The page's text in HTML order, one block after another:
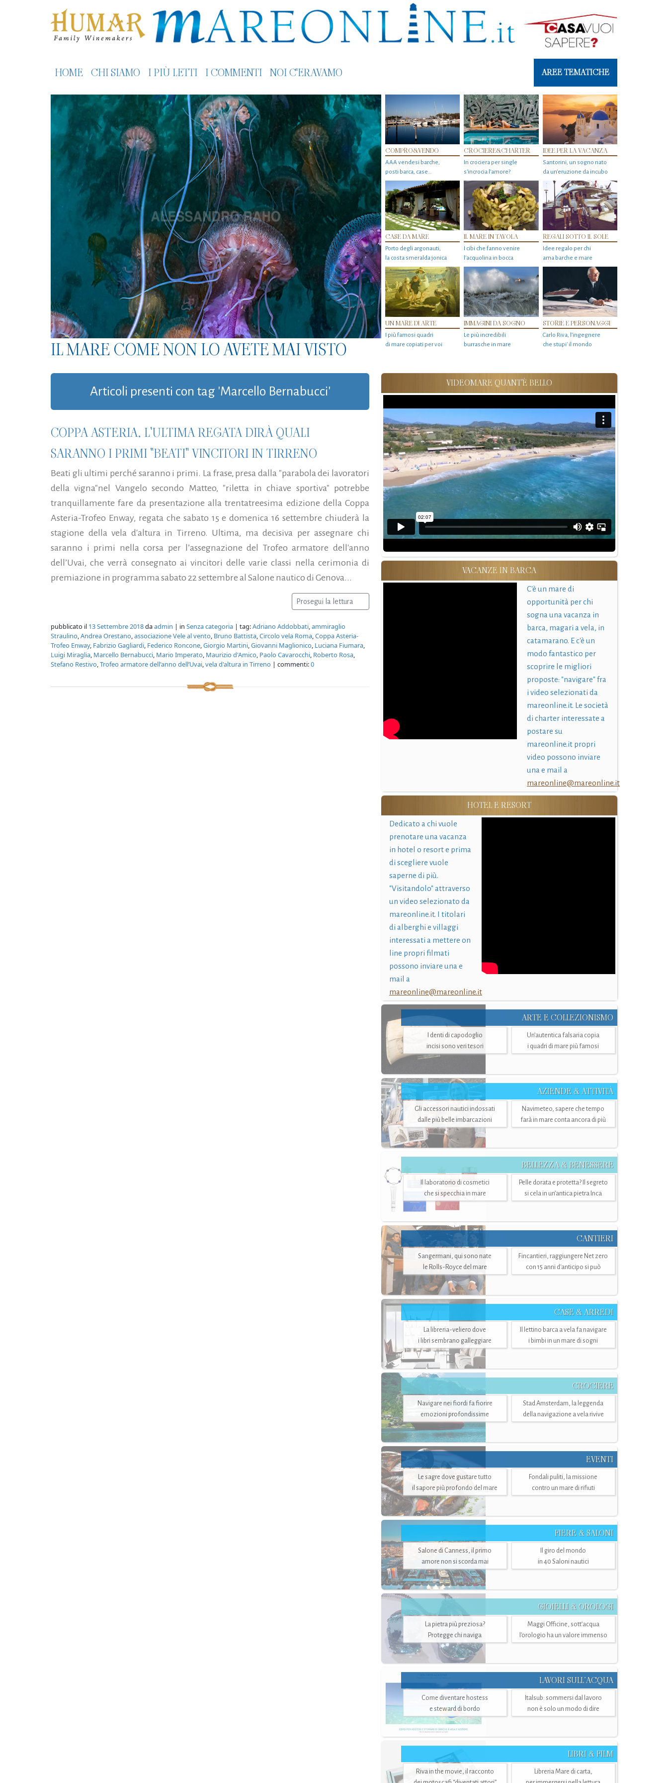
HOME CHI SIAMO I PIÙ LETTI I COMMENTI NOI C'ERAVAMO AREE TEMATICHE
IL MARE COME NON LO AVETE MAI VISTO
COMPRO&VENDO
AAA vendesi barche,
posti barca, case…
CROCIERE&CHARTER
In crociera per single
s'incrocia l’amore?
IDEE PER LA VACANZA
Santorini, un sogno nato
da un’eruzione da incubo
CASE DA MARE
Porto degli argonauti,
la costa smeralda jonica
IL MARE IN TAVOLA
I cibi che fanno venire
l’acquolina in bocca
REGALI SOTTO IL SOLE
Idee regalo per chi
ama barche e mare
UN MARE DI ARTE
I più famosi quadri
di mare copiati per voi
IMMAGINI DA SOGNO
Le più incredibili
burrasche in mare
STORIE E PERSONAGGI
Carlo Riva, l’ingegnere
che stupi' il mondo
Articoli presenti con tag 'Marcello Bernabucci'
COPPA ASTERIA, L'ULTIMA REGATA DIRÀ QUALI
SARANNO I PRIMI "BEATI" VINCITORI IN TIRRENO
Beati gli ultimi perché saranno i primi. La frase, presa dalla "parabola dei lavoratori
della vigna"nel Vangelo secondo Matteo, "riletta in chiave sportiva" potrebbe
tranquillamente fare da presentazione alla trentatreesima edizione della Coppa
Asteria-Trofeo Enway, regata che sabato 15 e domenica 16 settembre chiuderà la
stagione della vela d'altura in Tirreno. Ultima, ma decisiva per assegnare chi
saranno i primi nella corsa per l’assegnazione del Trofeo armatore dell'anno
dell’Uvai, che verrà consegnato ai vincitori delle varie classi nella cerimonia di
premiazione in programma sabato 22 settembre al Salone nautico di Genova...
Prosegui la lettura
pubblicato il 13 Settembre 2018daadmin | in Senza categoria | tag:Adriano Addobbati,ammiraglio
Straulino,Andrea Orestano,associazione Vele al vento, Bruno Battista,Circolo vela Roma,Coppa Asteria-
Trofeo Enway, Fabrizio Gagliardi, Federico Roncone,Giorgio Martini,Giovanni Maglionico, Luciana Fiumara,
Luigi Miraglia, Marcello Bernabucci, Mario Imperato, Maurizio d'Amico, Paolo Cavarocchi, Roberto Rosa,
Stefano Restivo,Trofeo armatore dell'anno dell’Uvai,vela d'altura in Tirreno | commenti:0
VIDEOMARE QUANT'È BELLO
VACANZE IN BARCA
C'è un mare di
opportunità per chi
sogna una vacanza in
barca, magari a vela, in
catamarano. E c'è un
modo fantastico per
scoprire le migliori
proposte: "navigare" fra
i video selezionati da
mareonline.it. Le società
di charter interessate a
postare su
mareonline.it propri
video possono inviare
una e mail a
mareonline@mareonline.it
HOTEL E RESORT
Dedicato a chi vuole
prenotare una vacanza
in hotel o resort e prima
di scegliere vuole
saperne di più.
"Visitandolo" attraverso
un video selezionato da
mareonline.it. I titolari
di alberghi e villaggi
interessati a mettere on
line propri filmati
possono inviare una e
mail a
mareonline@mareonline.it
ARTE E COLLEZIONISMO
I denti di capodoglio
incisi sono veri tesori
Un’autentica falsaria copia
i quadri di mare più famosi
AZIENDE & ATTIVITÀ
Gli accessori nautici indossati
dalle più belle imbarcazioni
Navimeteo, sapere che tempo
farà in mare conta ancora di più
BELLEZZA & BENESSERE
Il laboratorio di cosmetici
che si specchia in mare
Pelle dorata e protetta? Il segreto
si cela in un’antica pietra Inca
CANTIERI
Sangermani, qui sono nate
le Rolls-Royce del mare
Fincantieri, raggiungere Net zero
con 15 anni d'anticipo si può
CASE & ARREDI
La libreria-veliero dove
i libri sembrano galleggiare
Il lettino barca a vela fa navigare
i bimbi in un mare di sogni
CROCIERE
Navigare nei fiordi fa fiorire
emozioni profondissime
Stad Amsterdam, la leggenda
della navigazione a vela rivive
EVENTI
Le sagre dove gustare tutto
il sapore più profondo del mare
Fondali puliti, la missione
contro un mare di rifiuti
FIERE & SALONI
Salone di Canness, il primo
amore non si scorda mai
Il giro del mondo
in 40 Saloni nautici
GIOIELLI & OROLOGI
La pietra più preziosa?
Protegge chi naviga
Maggi Officine, sott’acqua
l'orologio ha un valore immenso
LAVORI SULL’ACQUA
Come diventare hostess
e steward di bordo
Italsub: sommersi dal lavoro
non è solo un modo di dire
LIBRI & FILM
Riva in the movie, il racconto
Libreria Mare di carta,